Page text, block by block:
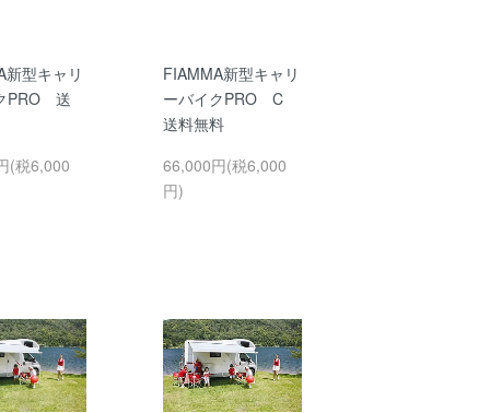
新型キャリ
PRO 送
(税6,000
FIAMMA新型キャリ
ーバイクPRO C
送料無料
66,000円(税6,000
円)